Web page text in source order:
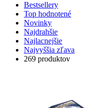
Bestsellery
Top hodnotené
Novinky
Najdrahšie
Najlacnejšie
Najvyššia zľava
269 produktov